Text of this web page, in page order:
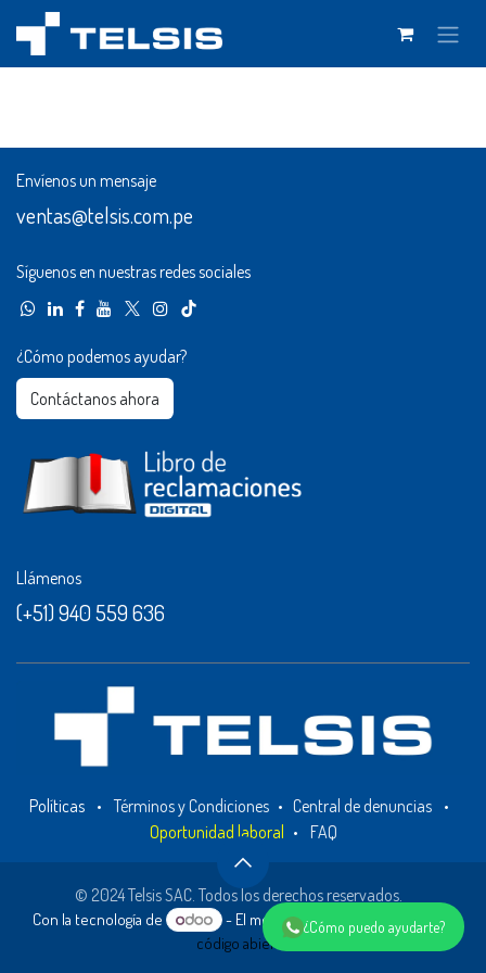
Ir al contenido
Envíenos un mensaje
ventas@telsis.com.pe
Síguenos en nuestras redes sociales
¿Cómo podemos ayudar?
Contáctanos ahora​​
Llámenos
(+51) 940 559 636
Políticas • Términos y Condiciones • Central de denuncias
•
Oportunidad laboral • FAQ
© 2024 Telsis SAC. Todos los derechos reservados.
Con la tecnología de - El mejorComercio electrónico de
código abierto
¿Cómo puedo ayudarte?